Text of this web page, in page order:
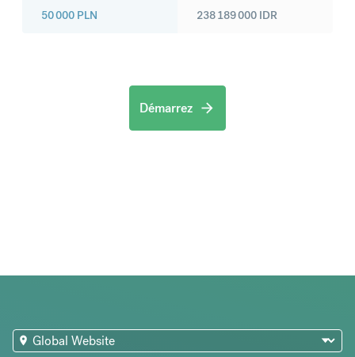
50 000 PLN 238 189 000 IDR
Démarrez